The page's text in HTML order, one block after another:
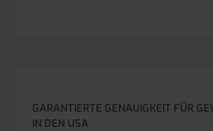
GARANTIERTE GENAUIGKEIT FÜR
IN DEN USA